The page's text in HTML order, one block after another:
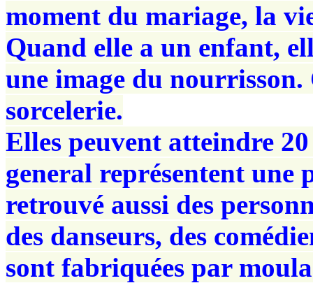
moment du mariage, la
Quand elle a un enfant,
une image du
sorcelerie.
Elles peuvent atteindre
general représentent une
retrouvé aussi des
des danseurs, des
sont fabriquées par